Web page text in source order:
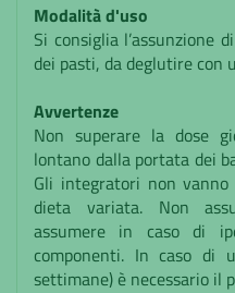
Modalità d'uso
Si consiglia l’assunzione
dei pasti, da deglutire con
Avvertenze
Non superare la dose
lontano dalla portata dei
Gli integratori non
dieta variata. Non
assumere in caso di
componenti. In caso di
settimane) è necessario il